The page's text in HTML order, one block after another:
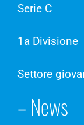
Serie C
1a Divisione
Settore
– News